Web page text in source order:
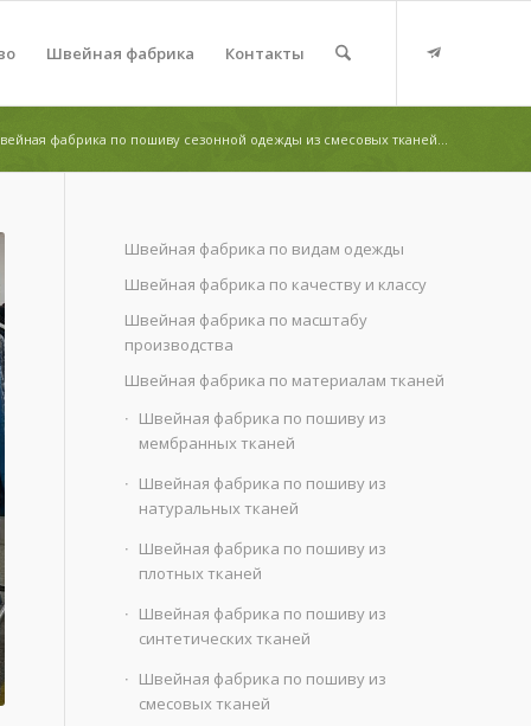
Швейная фабрика Контакты
фабрика по пошиву сезонной одежды из смесовых тканей...
Швейная фабрика по видам одежды
Швейная фабрика по качеству и классу
Швейная фабрика по масштабу
производства
Швейная фабрика по материалам тканей
Швейная фабрика по пошиву из
мембранных тканей
Швейная фабрика по пошиву из
натуральных тканей
Швейная фабрика по пошиву из
плотных тканей
Швейная фабрика по пошиву из
синтетических тканей
Швейная фабрика по пошиву из
смесовых тканей